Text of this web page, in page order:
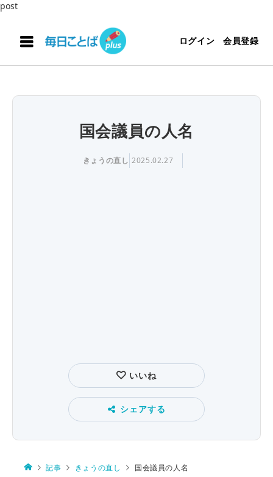
post
ログイン 会員登録
国会議員の人名
きょうの直し 2025.02.27
いいね
シェアする
記事 きょうの直し 国会議員の人名